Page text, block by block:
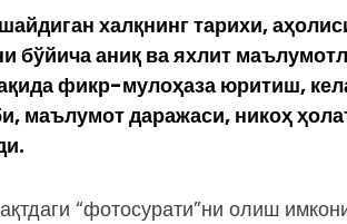
халқнинг тарихи,
аниқ ва яхлит
фикр-мулоҳаза юритиш,
маълумот даражаси, никоҳ
“фотосурати”ни олиш